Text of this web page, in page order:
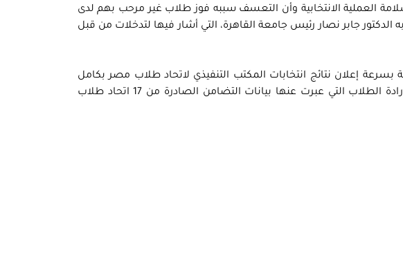
العملية الانتخابية وأن التعسف سببه فوز طلاب غير مرحب بهم لدى
الدكتور جابر نصار رئيس جامعة القاهرة، التي أشار فيها لتدخلات من قبل
إعلان نتائج انتخابات المكتب التنفيذي لاتحاد طلاب مصر بكامل
تشكيله بما فيهم رئيس الاتحاد ونائبه امتثالا للقانون ولإرادة الطلاب التي عبرت عنها بيانات التضامن الصادرة من 17 اتحاد طلاب